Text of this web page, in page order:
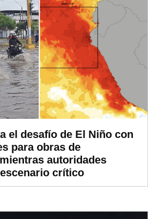
el desafío de El Niño con
para obras de
autoridades
crítico